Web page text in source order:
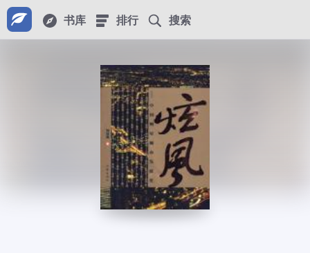
书库 排行 搜索